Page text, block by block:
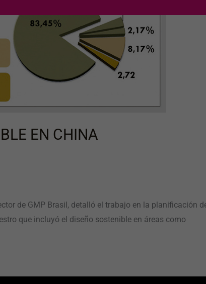
EN CHINA
de GMP Brasil, detalló el trabajo en la planificación
que incluyó el diseño sostenible en áreas como